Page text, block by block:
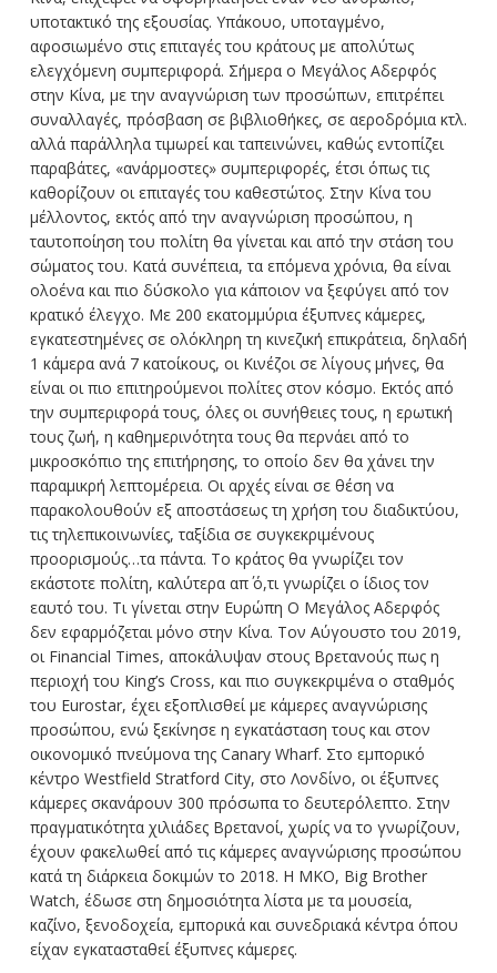
υποτακτικό της εξουσίας. Υπάκουο, υποταγμένο,
αφοσιωμένο στις επιταγές του κράτους με απολύτως
ελεγχόμενη συμπεριφορά. Σήμερα ο Μεγάλος Αδερφός
στην Κίνα, με την αναγνώριση των προσώπων, επιτρέπει
συναλλαγές, πρόσβαση σε βιβλιοθήκες, σε αεροδρόμια κτλ.
αλλά παράλληλα τιμωρεί και ταπεινώνει, καθώς εντοπίζει
παραβάτες, «ανάρμοστες» συμπεριφορές, έτσι όπως τις
καθορίζουν οι επιταγές του καθεστώτος. Στην Κίνα του
μέλλοντος, εκτός από την αναγνώριση προσώπου, η
ταυτοποίηση του πολίτη θα γίνεται και από την στάση του
σώματος του. Κατά συνέπεια, τα επόμενα χρόνια, θα είναι
ολοένα και πιο δύσκολο για κάποιον να ξεφύγει από τον
κρατικό έλεγχο. Με 200 εκατομμύρια έξυπνες κάμερες,
εγκατεστημένες σε ολόκληρη τη κινεζική επικράτεια, δηλαδή
1 κάμερα ανά 7 κατοίκους, οι Κινέζοι σε λίγους μήνες, θα
είναι οι πιο επιτηρούμενοι πολίτες στον κόσμο. Εκτός από
την συμπεριφορά τους, όλες οι συνήθειες τους, η ερωτική
τους ζωή, η καθημερινότητα τους θα περνάει από το
μικροσκόπιο της επιτήρησης, το οποίο δεν θα χάνει την
παραμικρή λεπτομέρεια. Οι αρχές είναι σε θέση να
παρακολουθούν εξ αποστάσεως τη χρήση του διαδικτύου,
τις τηλεπικοινωνίες, ταξίδια σε συγκεκριμένους
προορισμούς…τα πάντα. Το κράτος θα γνωρίζει τον
εκάστοτε πολίτη, καλύτερα απ΄ ό,τι γνωρίζει ο ίδιος τον
εαυτό του. Τι γίνεται στην Ευρώπη Ο Μεγάλος Αδερφός
δεν εφαρμόζεται μόνο στην Κίνα. Τον Αύγουστο του 2019,
οι Financial Times, αποκάλυψαν στους Βρετανούς πως η
περιοχή του King’s Cross, και πιο συγκεκριμένα ο σταθμός
του Eurostar, έχει εξοπλισθεί με κάμερες αναγνώρισης
προσώπου, ενώ ξεκίνησε η εγκατάσταση τους και στον
οικονομικό πνεύμονα της Canary Wharf. Στο εμπορικό
κέντρο Westfield Stratford City, στο Λονδίνο, οι έξυπνες
κάμερες σκανάρουν 300 πρόσωπα το δευτερόλεπτο. Στην
πραγματικότητα χιλιάδες Βρετανοί, χωρίς να το γνωρίζουν,
έχουν φακελωθεί από τις κάμερες αναγνώρισης προσώπου
κατά τη διάρκεια δοκιμών το 2018. Η ΜΚΟ, Big Brother
Watch, έδωσε στη δημοσιότητα λίστα με τα μουσεία,
καζίνο, ξενοδοχεία, εμπορικά και συνεδριακά κέντρα όπου
είχαν εγκατασταθεί έξυπνες κάμερες.